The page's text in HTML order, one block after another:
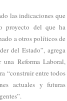
las indicaciones que
proyecto del que ha
a otros políticos de
del Estado”, agrega
una Reforma Laboral,
“construir entre todos
actuales y futuras